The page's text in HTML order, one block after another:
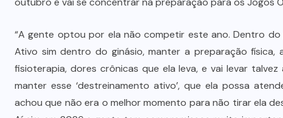
“A gente optou por ela não competir este ano. Dentro
Ativo sim dentro do ginásio, manter a preparação
fisioterapia, dores crônicas que ela leva, e vai levar
manter esse ‘destreinamento ativo’, que ela possa
achou que não era o melhor momento para não tirar ela